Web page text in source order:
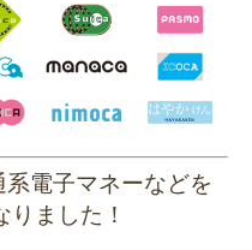
電子マネーなどを
ました！